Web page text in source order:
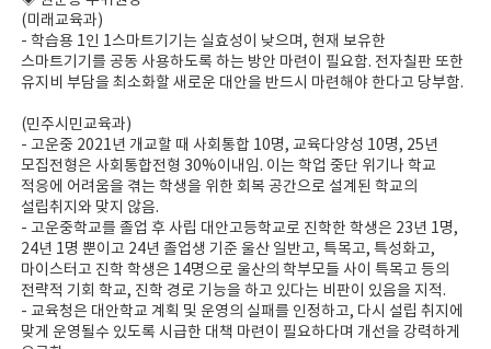
(미래교육과)
- 학습용 1인 1스마트기기는 실효성이 낮으며, 현재 보유한
스마트기기를 공동 사용하도록 하는 방안 마련이 필요함. 전자칠판 또한
유지비 부담을 최소화할 새로운 대안을 반드시 마련해야 한다고 당부함.
(민주시민교육과)
- 고운중 2021년 개교할 때 사회통합 10명, 교육다양성 10명, 25년
모집전형은 사회통합전형 30%이내임. 이는 학업 중단 위기나 학교
적응에 어려움을 겪는 학생을 위한 회복 공간으로 설계된 학교의
설립취지와 맞지 않음.
- 고운중학교를 졸업 후 사립 대안고등학교로 진학한 학생은 23년 1명,
24년 1명 뿐이고 24년 졸업생 기준 울산 일반고, 특목고, 특성화고,
마이스터고 진학 학생은 14명으로 울산의 학부모들 사이 특목고 등의
전략적 기회 학교, 진학 경로 기능을 하고 있다는 비판이 있음을 지적.
- 교육청은 대안학교 계획 및 운영의 실패를 인정하고, 다시 설립 취지에
맞게 운영될수 있도록 시급한 대책 마련이 필요하다며 개선을 강력하게